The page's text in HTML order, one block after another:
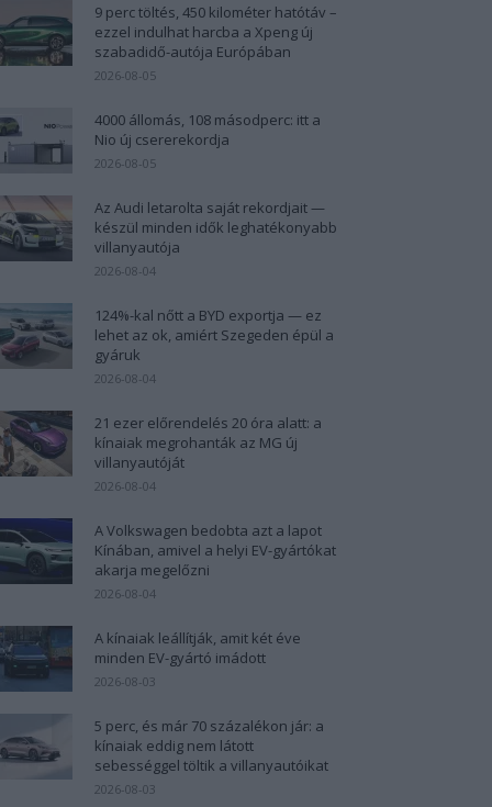
9 perc töltés, 450 kilométer hatótáv –
ezzel indulhat harcba a Xpeng új
szabadidő-autója Európában
2026-08-05
4000 állomás, 108 másodperc: itt a
Nio új csererekordja
2026-08-05
Az Audi letarolta saját rekordjait —
készül minden idők leghatékonyabb
villanyautója
2026-08-04
124%-kal nőtt a BYD exportja — ez
lehet az ok, amiért Szegeden épül a
gyáruk
2026-08-04
21 ezer előrendelés 20 óra alatt: a
kínaiak megrohanták az MG új
villanyautóját
2026-08-04
A Volkswagen bedobta azt a lapot
Kínában, amivel a helyi EV-gyártókat
akarja megelőzni
2026-08-04
A kínaiak leállítják, amit két éve
minden EV-gyártó imádott
2026-08-03
5 perc, és már 70 százalékon jár: a
kínaiak eddig nem látott
sebességgel töltik a villanyautóikat
2026-08-03